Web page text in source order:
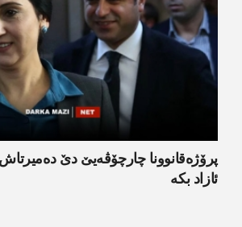
پرۆژەقانوونا چارچۆڤەیێ دێ
ئازاد بکە